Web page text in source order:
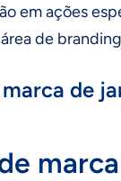
em ações
de
de